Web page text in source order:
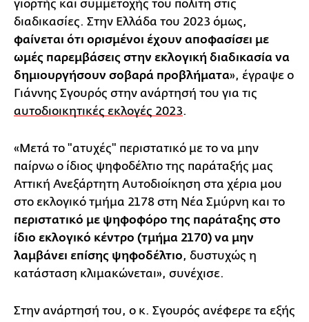
γιορτής και συμμετοχής του πολίτη στις
διαδικασίες. Στην Ελλάδα του 2023 όμως,
φαίνεται ότι ορισμένοι έχουν αποφασίσει με
ωμές παρεμβάσεις στην εκλογική διαδικασία να
δημιουργήσουν σοβαρά προβλήματα», έγραψε ο
Γιάννης Σγουρός στην ανάρτησή του για τις
αυτοδιοικητικές εκλογές 2023.
«Μετά το "ατυχές" περιστατικό με το να μην
παίρνω ο ίδιος ψηφοδέλτιο της παράταξής μας
Αττική Ανεξάρτητη Αυτοδιοίκηση στα χέρια μου
στο εκλογικό τμήμα 2178 στη Νέα Σμύρνη και το
περιστατικό με ψηφοφόρο της παράταξης στο
ίδιο εκλογικό κέντρο (τμήμα 2170) να μην
λαμβάνει επίσης ψηφοδέλτιο, δυστυχώς η
κατάσταση κλιμακώνεται», συνέχισε.
Στην ανάρτησή του, ο κ. Σγουρός ανέφερε τα εξής